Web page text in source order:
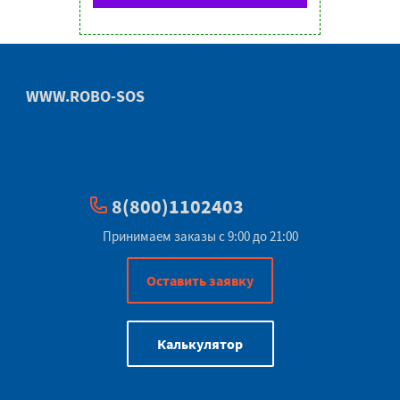
WWW.ROBO-SOS
8(800)1102403
Принимаем заказы с 9:00 до 21:00
Оставить заявку
Калькулятор